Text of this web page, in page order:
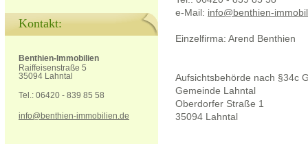
Kontakt:
Benthien-Immobilien
Raiffeisenstraße 5
35094 Lahntal
Tel.: 06420 - 839 85 58
info@benthien-immobilien.de
e-Mail: info@benthien-
Einzelfirma: Arend Benthien
Aufsichtsbehörde nach §34c
Gemeinde Lahntal
Oberdorfer Straße 1
35094 Lahntal